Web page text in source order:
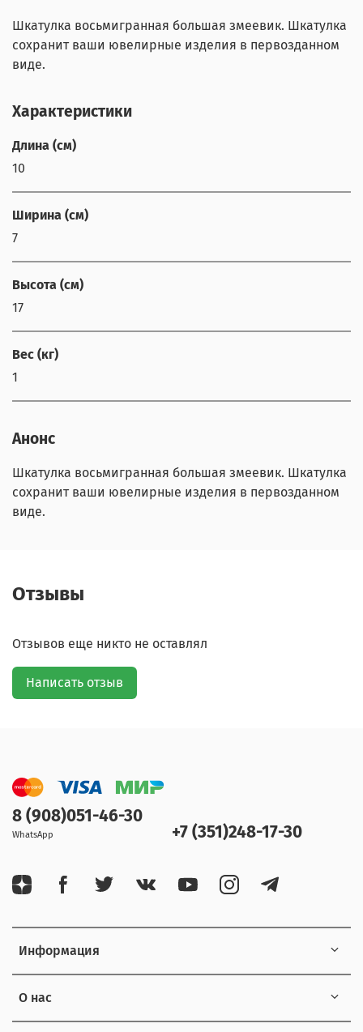
Шкатулка восьмигранная большая змеевик. Шкатулка
сохранит ваши ювелирные изделия в первозданном
виде.
Характеристики
Длина (см)
10
Ширина (см)
7
Высота (см)
17
Вес (кг)
1
Анонс
Шкатулка восьмигранная большая змеевик. Шкатулка
сохранит ваши ювелирные изделия в первозданном
виде.
Отзывы
Отзывов еще никто не оставлял
Написать отзыв
Информация
О нас
8 (908)051-46-30
WhatsApp +7 (351)248-17-30